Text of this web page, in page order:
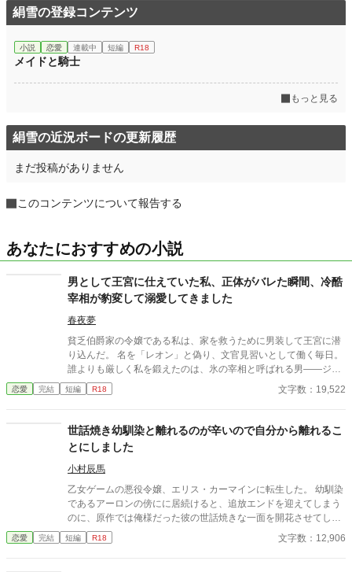
絹雪の登録コンテンツ
小説 恋愛 連載中 短編 R18
メイドと騎士
もっと見る
絹雪の近況ボードの更新履歴
まだ投稿がありません
このコンテンツについて報告する
あなたにおすすめの小説
男として王宮に仕えていた私、正体がバレた瞬間、冷酷
宰相が豹変して溺愛してきました
春夜夢
貧乏伯爵家の令嬢である私は、家を救うために男装して王宮に潜
り込んだ。 名を「レオン」と偽り、文官見習いとして働く毎日。
誰よりも厳しく私を鍛えたのは、氷の宰相と呼ばれる男――ジー
クフリード。 ある日、ひょんなことから女であることがバレてし
まった瞬間、 あの冷酷な宰相が……私を押し倒して言った。 「ず
た」 「……もう限界だ」 私は知らなかった。 宰相は、私の正体
を“最初から”見抜いていて―― ずっと、ずっと、私を手に入れる
機会を待っていたことを。
恋愛 完結 短編 R18 文字数：19,522
世話焼き幼馴染と離れるのが辛いので自分から離れるこ
とにしました
小村辰馬
乙女ゲームの悪役令嬢、エリス・カーマインに転生した。 幼馴染
であるアーロンの傍にに居続けると、追放エンドを迎えてしまう
のに、原作では俺様だった彼の世話焼きな一面を開花させてしま
い、居心地の良い彼のそばを離れるのが辛くなってしまう。 なら
ば彼の代わりに男友達を作ろうと画策するがーー
恋愛 完結 短編 R18 文字数：12,906